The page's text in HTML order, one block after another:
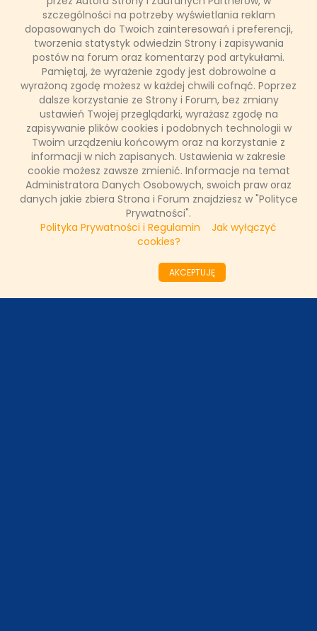
szczególności na potrzeby wyświetlania reklam
dopasowanych do Twoich zainteresowań i preferencji,
tworzenia statystyk odwiedzin Strony i zapisywania
postów na forum oraz komentarzy pod artykułami.
Pamiętaj, że wyrażenie zgody jest dobrowolne a
wyrażoną zgodę możesz w każdej chwili cofnąć. Poprzez
dalsze korzystanie ze Strony i Forum, bez zmiany
ustawień Twojej przeglądarki, wyrażasz zgodę na
zapisywanie plików cookies i podobnych technologii w
Twoim urządzeniu końcowym oraz na korzystanie z
informacji w nich zapisanych. Ustawienia w zakresie
cookie możesz zawsze zmienić. Informacje na temat
Administratora Danych Osobowych, swoich praw oraz
danych jakie zbiera Strona i Forum znajdziesz w "Polityce
Prywatności".
Polityka Prywatności i Regulamin
Jak wyłączyć
cookies?
AKCEPTUJĘ
Nowy teleturniej "The Floor" można oglądać na antenie TVN
od 20 maja. Po emisji trzech pierwszych odcinków program w
swoim paśmie zapewnił stacji pierwsze miejsce pod
względem oglądalności we wszystkich najważniejszych
grupach. Premiera "The Floor" to najlepszy start nowego
programu rozrywkowego na rynku od 2022 roku.
Łukasz Ropczyński
27 maja 2025, 07:58
(0 komentarzy)
CZYTAJ WIĘCEJ